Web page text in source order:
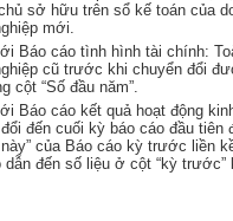
sở hữu trên sổ kế toán của
mới.
Báo cáo tình hình tài chính:
cũ trước khi chuyển đổi
cột “Số đầu năm”.
Báo cáo kết quả hoạt động
đến cuối kỳ báo cáo đầu
của Báo cáo kỳ trước liền
dẫn đến số liệu ở cột “kỳ